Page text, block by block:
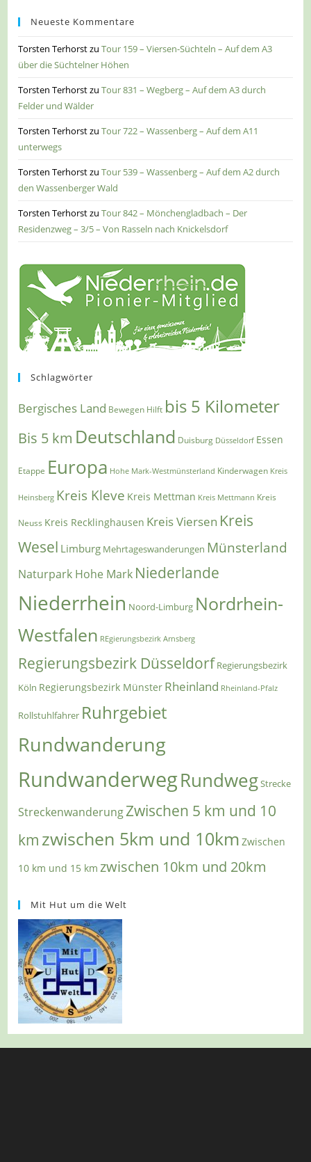
Neueste Kommentare
Torsten TerhorstzuTour 159 – Viersen-Süchteln – Auf dem A3
über die Süchtelner Höhen
Torsten TerhorstzuTour 831 – Wegberg – Auf dem A3 durch
Felder und Wälder
Torsten TerhorstzuTour 722 – Wassenberg – Auf dem A11
unterwegs
Torsten TerhorstzuTour 539 – Wassenberg – Auf dem A2 durch
den Wassenberger Wald
Torsten TerhorstzuTour 842 – Mönchengladbach – Der
Residenzweg – 3/5 – Von Rasseln nach Knickelsdorf
Schlagwörter
Bergisches Land Bewegen Hilft bis 5 Kilometer
Bis 5 km Deutschland Duisburg Düsseldorf Essen
Etappe Europa Hohe Mark-Westmünsterland Kinderwagen Kreis
Heinsberg Kreis Kleve Kreis Mettman Kreis Mettmann Kreis
Neuss Kreis Recklinghausen Kreis Viersen Kreis
Wesel Limburg Mehrtageswanderungen Münsterland
Naturpark Hohe Mark Niederlande
Niederrhein Noord-Limburg Nordrhein-
Westfalen REgierungsbezirk Arnsberg
Regierungsbezirk Düsseldorf Regierungsbezirk
Köln Regierungsbezirk Münster Rheinland Rheinland-Pfalz
Rollstuhlfahrer Ruhrgebiet
Rundwanderung
RundwanderwegRundwegStrecke
StreckenwanderungZwischen 5 km und 10
km zwischen 5km und 10km Zwischen
10 km und 15 km zwischen 10km und 20km
Mit Hut um die Welt